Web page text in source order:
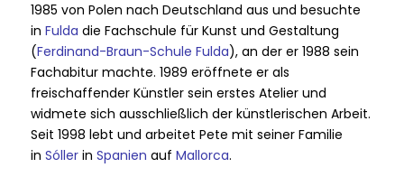
1985 von Polen nach Deutschland aus und besuchte
in Fulda die Fachschule für Kunst und Gestaltung
(Ferdinand-Braun-Schule Fulda), an der er 1988 sein
Fachabitur machte. 1989 eröffnete er als
freischaffender Künstler sein erstes Atelier und
widmete sich ausschließlich der künstlerischen Arbeit.
Seit 1998 lebt und arbeitet Pete mit seiner Familie
in Sóllerin Spanien auf Mallorca.